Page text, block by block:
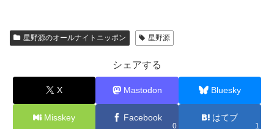
星野源のオールナイトニッポン 星野源
シェアする
X Mastodon Bluesky
Misskey Facebook
0
はてブ
1